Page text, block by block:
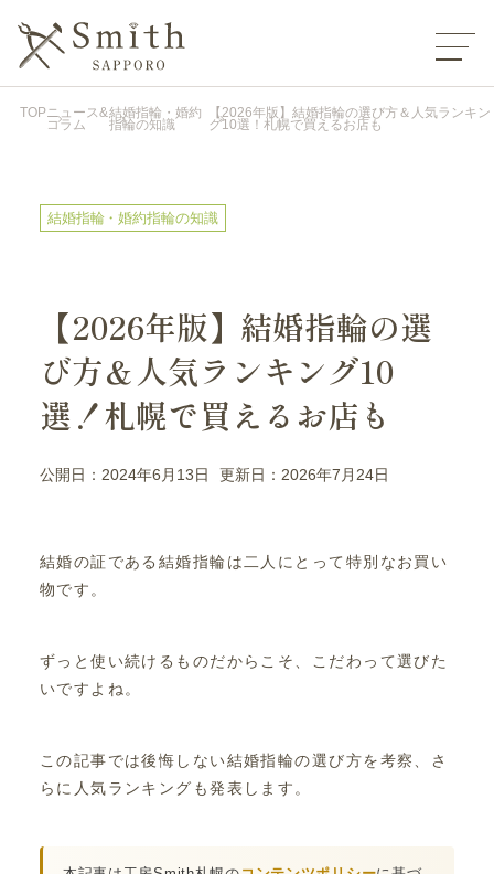
TOPニュース&
コラム
結婚指輪・婚約
指輪の知識
【2026年版】結婚指輪の選び方＆人気ランキン
グ10選！札幌で買えるお店も
結婚指輪・婚約指輪の知識
【2026年版】結婚指輪の選
び方＆人気ランキング10
選！札幌で買えるお店も
公開日：2024年6月13日 更新日：2026年7月24日
結婚の証である結婚指輪は二人にとって特別なお買い
物です。
ずっと使い続けるものだからこそ、こだわって選びた
いですよね。
この記事では後悔しない結婚指輪の選び方を考察、さ
らに人気ランキングも発表します。